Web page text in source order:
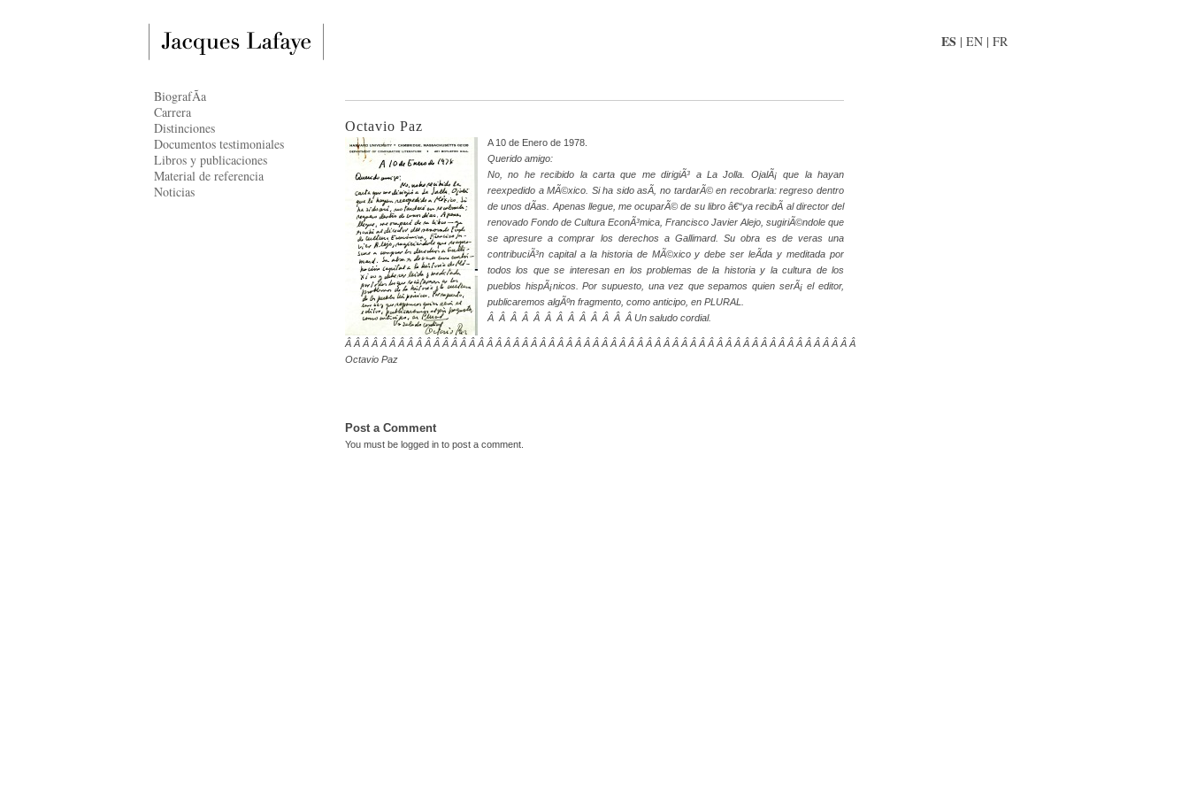
Octavio Paz
A 10 de Enero de 1978.
Querido amigo:
No, no he recibido la carta que me dirigiÃ³ a La Jolla. OjalÃ¡ que la hayan
reexpedido a MÃ©xico. Si ha sido asÃ­, no tardarÃ© en recobrarla: regreso dentro
de unos dÃ­as. Apenas llegue, me ocuparÃ© de su libro â€“ya recibÃ­ al director del
renovado Fondo de Cultura EconÃ³mica, Francisco Javier Alejo, sugiriÃ©ndole que
se apresure a comprar los derechos a Gallimard. Su obra es de veras una
contribuciÃ³n capital a la historia de MÃ©xico y debe ser leÃ­da y meditada por
todos los que se interesan en los problemas de la historia y la cultura de los
pueblos hispÃ¡nicos. Por supuesto, una vez que sepamos quien serÃ¡ el editor,
publicaremos algÃºn fragmento, como anticipo, en PLURAL.
Â Â Â Â Â Â Â Â Â Â Â Â Â Un saludo cordial.
Â Â Â Â Â Â Â Â Â Â Â Â Â Â Â Â Â Â Â Â Â Â Â Â Â Â Â Â Â Â Â Â Â Â Â Â Â Â Â Â Â Â Â Â Â Â Â Â Â Â Â Â Â Â Â Â Â Â
Octavio Paz
Post a Comment
You must be logged in to post a comment.
BiografÃ­a
Carrera
Distinciones
Documentos testimoniales
Libros y publicaciones
Material de referencia
Noticias
ES | EN | FR